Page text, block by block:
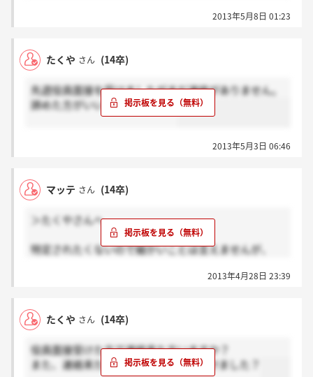
2013年5月8日 01:23
たくや さん (14卒)
先週役員面接を受けましたがまだ連絡がありません。
諦めた方がいいのでしょうか。
2013年5月3日 06:46
マッテ さん (14卒)
＞たくやさんへ
特定されたくないので細かいことは言えませんが、
2013年4月28日 23:39
たくや さん (14卒)
役員面接受けた方で連絡来た方いますか？
また、連絡来た方かはいつ最終面接受けました？